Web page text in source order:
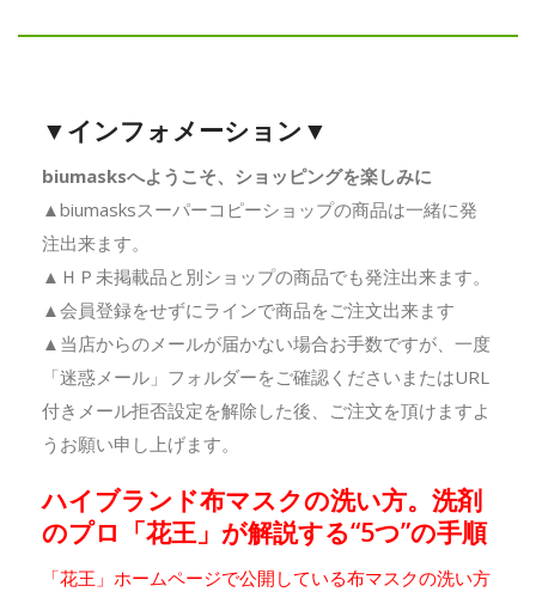
▼インフォメーション▼
biumasksへようこそ、ショッピングを楽しみに
▲biumasksスーパーコピーショップの商品は一緒に発
注出来ます。
▲ＨＰ未掲載品と別ショップの商品でも発注出来ます。
▲会員登録をせずにラインで商品をご注文出来ます
▲当店からのメールが届かない場合お手数ですが、一度
「迷惑メール」フォルダーをご確認くださいまたはURL
付きメール拒否設定を解除した後、ご注文を頂けますよ
うお願い申し上げます。
ハイブランド布マスクの洗い方。洗剤
のプロ「花王」が解説する“5つ”の手順
「花王」ホームページで公開している布マスクの洗い方